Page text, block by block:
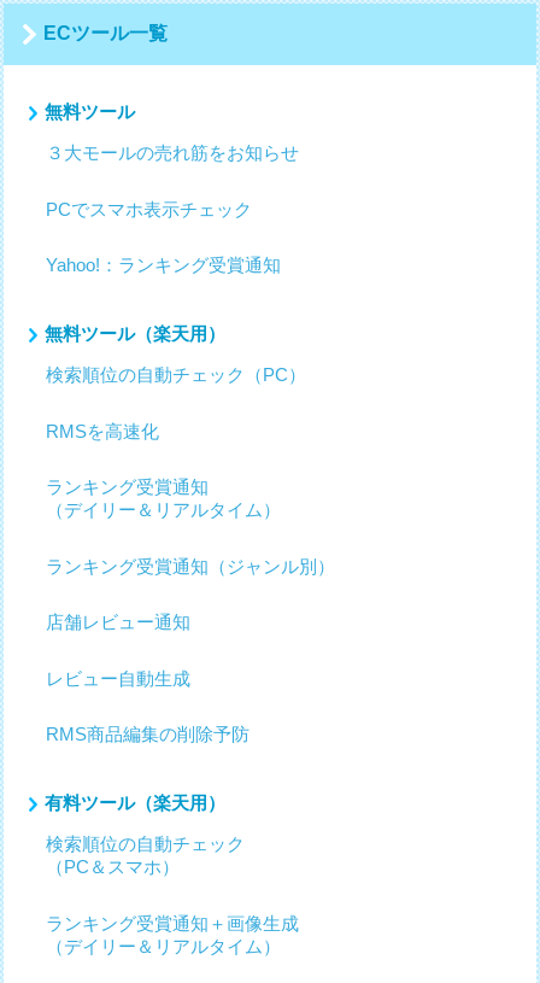
ECツール一覧
無料ツール
３大モールの売れ筋をお知らせ
PCでスマホ表示チェック
Yahoo!：ランキング受賞通知
無料ツール（楽天用）
検索順位の自動チェック（PC）
RMSを高速化
ランキング受賞通知
（デイリー＆リアルタイム）
ランキング受賞通知（ジャンル別）
店舗レビュー通知
レビュー自動生成
RMS商品編集の削除予防
有料ツール（楽天用）
検索順位の自動チェック
（PC＆スマホ）
ランキング受賞通知＋画像生成
（デイリー＆リアルタイム）